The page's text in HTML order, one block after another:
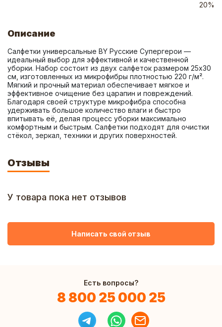
20%
Описание
Салфетки универсальные BY Русские Супергерои —
идеальный выбор для эффективной и качественной
уборки. Набор состоит из двух салфеток размером 25х30
см, изготовленных из микрофибры плотностью 220 г/м².
Мягкий и прочный материал обеспечивает мягкое и
эффективное очищение без царапин и повреждений.
Благодаря своей структуре микрофибра способна
удерживать большое количество влаги и быстро
впитывать её, делая процесс уборки максимально
комфортным и быстрым. Салфетки подходят для очистки
стёкол, зеркал, техники и других поверхностей.
Отзывы
У товара пока нет отзывов
Написать свой отзыв
Есть вопросы?
8 800 25 000 25